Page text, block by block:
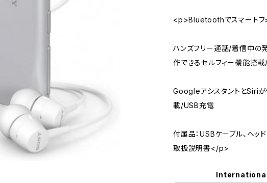
<p>Bluetoothでスマートフ
ハンズフリー通話/着信中の
作できるセルフィー機能搭
GoogleアシスタントとSiriが
載/USB充電
付属品：USBケーブル、ヘッ
取扱説明書</p>